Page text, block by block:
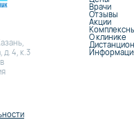
д. 4, к.3
Врачи
Отзывы
Акции
О клинике